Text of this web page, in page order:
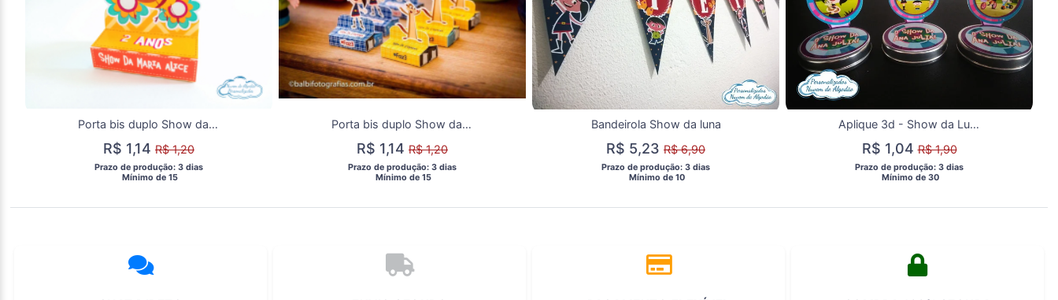
Porta bis duplo Show da luna Júpiter
R$ 1,14 R$ 1,20
Prazo de produção: 3 dias
  Mínimo de 15
Porta bis duplo Show da luna e Claudio
R$ 1,14 R$ 1,20
Prazo de produção: 3 dias
  Mínimo de 15
Bandeirola Show da luna
R$ 5,23 R$ 6,90
Prazo de produção: 3 dias
  Mínimo de 10
Aplique 3d - Show da Luna
R$ 1,04R$ 1,90
Prazo de produção: 3 dias
  Mínimo de 30